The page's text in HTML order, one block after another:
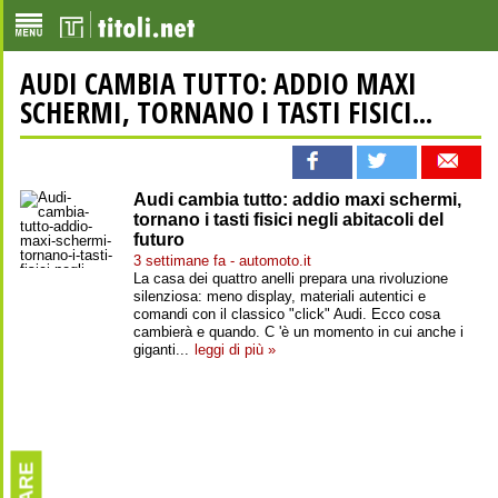
AUDI CAMBIA TUTTO: ADDIO MAXI
SCHERMI, TORNANO I TASTI FISICI...
Audi cambia tutto: addio maxi schermi,
tornano i tasti fisici negli abitacoli del
futuro
3 settimane fa - automoto.it
La casa dei quattro anelli prepara una rivoluzione
silenziosa: meno display, materiali autentici e
comandi con il classico "click" Audi. Ecco cosa
cambierà e quando. C 'è un momento in cui anche i
giganti... leggi di più »